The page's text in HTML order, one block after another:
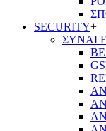
SECURITY+